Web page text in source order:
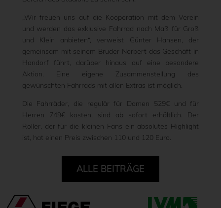
„Wir freuen uns auf die Kooperation mit dem Verein
und werden das exklusive Fahrrad nach Maß für Groß
und Klein anbieten“, verweist Günter Hansen, der
gemeinsam mit seinem Bruder Norbert das Geschäft in
Handorf führt, darüber hinaus auf eine besondere
Aktion. Eine eigene Zusammenstellung des
gewünschten Fahrrads mit allen Extras ist möglich.
Die Fahrräder, die regulär für Damen 529€ und für
Herren 749€ kosten, sind ab sofort erhältlich. Der
Roller, der für die kleinen Fans ein absolutes Highlight
ist, hat einen Preis zwischen 110 und 120 Euro.
ALLE BEITRÄGE